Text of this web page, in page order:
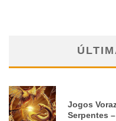
Jogos
Serpentes